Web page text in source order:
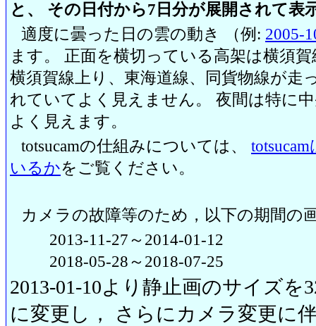
と、 その日付から7日分が展開されて表
適度に曇った日の雲の動き （例: 2005-
ます。 正面を横切っている高架は横須
横須賀線上り、東海道線、同貨物線が走
れていてよく見えません。 夜間は特に
よく見えます。
totsucamの仕組みについては、
いるかをご覧ください。
カメラの故障等のため，以下の期間の
2013-11-27～2014-01-12
2018-05-28～2018-07-25
2013-01-10より静止画のサイズを
に変更し， さらにカメラ変更に